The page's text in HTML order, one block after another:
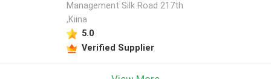
Management Silk Road 217th
,Kiina
5.0
Verified Supplier